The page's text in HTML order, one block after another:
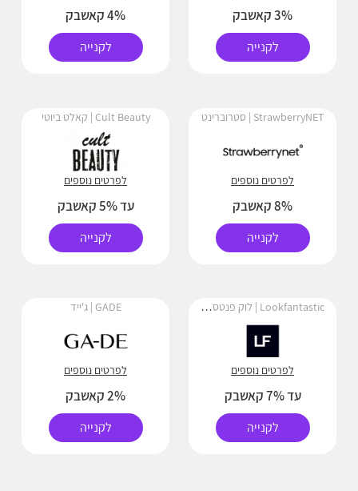
3% קאשבק
לקנייה
4% קאשבק
לקנייה
StrawberryNET | סטרוברינט
לפרטים נוספים
8% קאשבק
לקנייה
Cult Beauty | קאלט ביוטי
לפרטים נוספים
עד 5% קאשבק
לקנייה
Lookfantastic | לוק פנטסטיק
לפרטים נוספים
עד 7% קאשבק
לקנייה
GADE | ג'ייד
לפרטים נוספים
2% קאשבק
לקנייה